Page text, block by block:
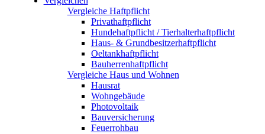
Vergleiche Haftpflicht
Privathaftpflicht
Hundehaftpflicht / Tierhalterhaftpflicht
Haus- & Grundbesitzerhaftpflicht
Oeltankhaftpflicht
Bauherrenhaftpflicht
Vergleiche Haus und Wohnen
Hausrat
Wohngebäude
Photovoltaik
Bauversicherung
Feuerrohbau